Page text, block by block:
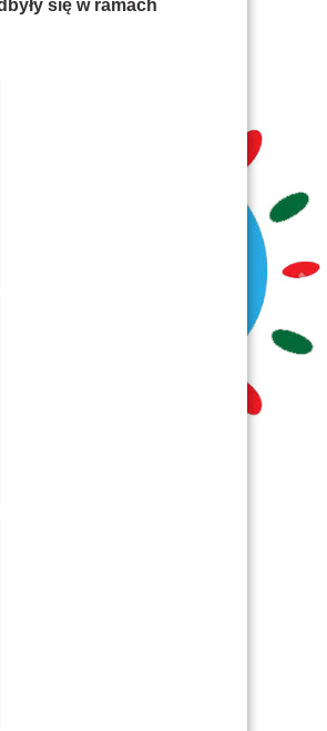
się w ramach